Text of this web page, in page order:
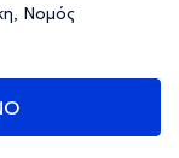
Νομός